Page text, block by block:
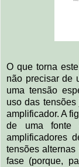
O que torna
não precisar de
uma tensão
uso das
amplificador. A
de uma fonte
amplificadores
tensões
fase (porque,